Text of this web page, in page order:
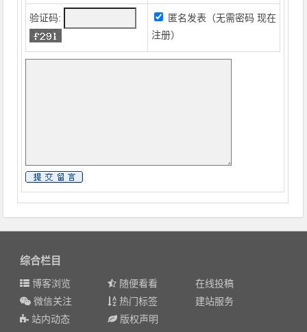
验证码: 匿名发表（无需密码现在
注册）
综合栏目
博客浏览 随便看看
在线投稿
微信关注
热门标签
建站服务
站内动态
版权声明